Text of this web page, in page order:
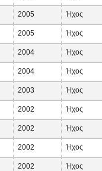
2005 Ήχος
2005 Ήχος
2004 Ήχος
2004 Ήχος
2003 Ήχος
2002 Ήχος
2002 Ήχος
2002 Ήχος
2002 Ήχος